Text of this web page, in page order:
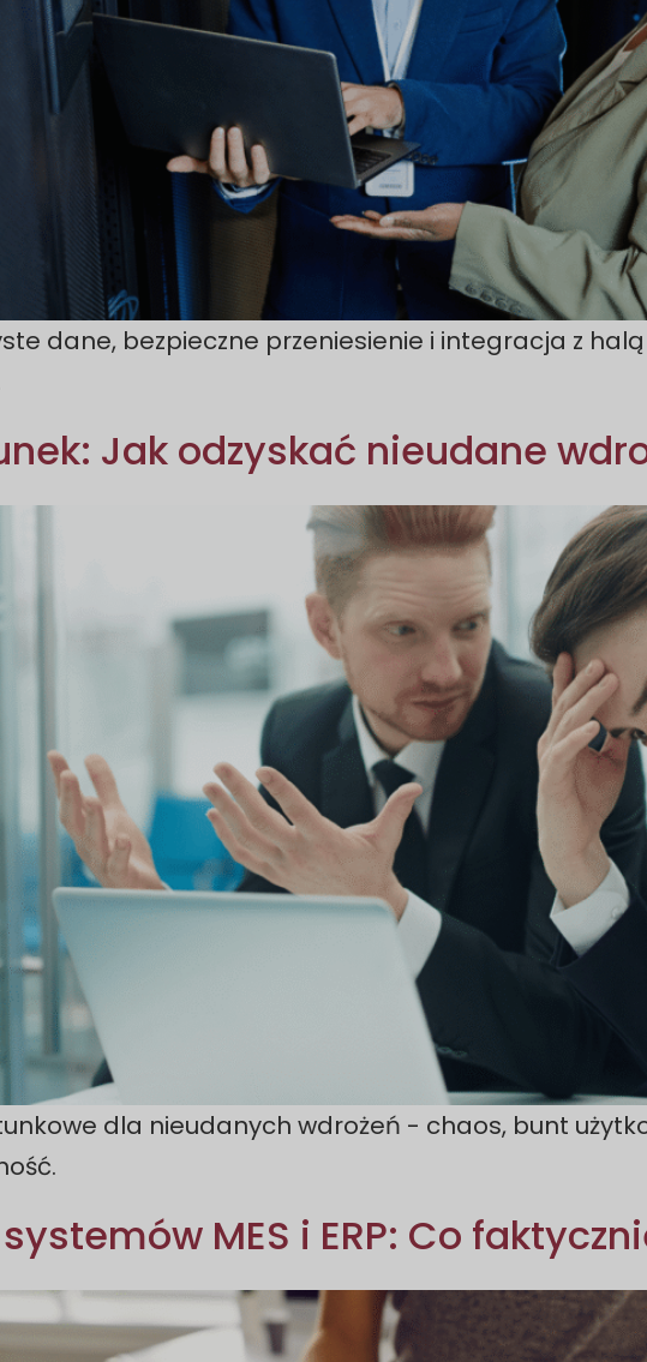
dane, bezpieczne przeniesienie i integracja z
Jak odzyskać nieudane
dla nieudanych wdrożeń - chaos, bunt
MES i ERP: Co